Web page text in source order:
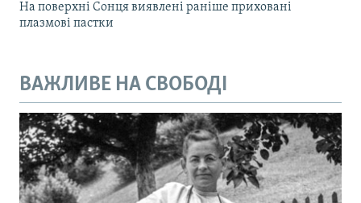
На поверхні Сонця виявлені раніше приховані
плазмові пастки
ВАЖЛИВЕ НА СВОБОДІ